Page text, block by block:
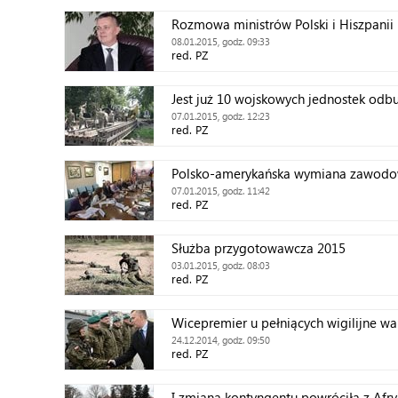
Rozmowa ministrów Polski i Hiszpanii
08.01.2015, godz. 09:33
red. PZ
Jest już 10 wojskowych jednostek
07.01.2015, godz. 12:23
red. PZ
Polsko-amerykańska wymiana
07.01.2015, godz. 11:42
red. PZ
Służba przygotowawcza 2015
03.01.2015, godz. 08:03
red. PZ
Wicepremier u pełniących wigilijne
24.12.2014, godz. 09:50
red. PZ